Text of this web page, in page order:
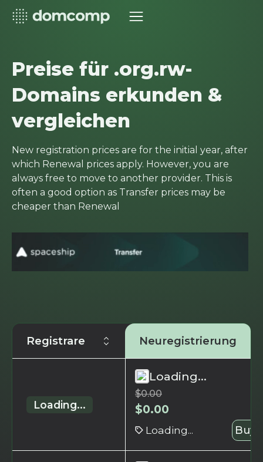
Preise für .org.rw-
Domains erkunden &
vergleichen
New registration prices are for the initial year, after
which Renewal prices apply. However, you are
always free to move to another provider. This is
often a good option as Transfer prices may be
cheaper than Renewal
Registrare Neuregistrierung
Loading...
Loading...
$0.00
$0.00
Loading... Buy